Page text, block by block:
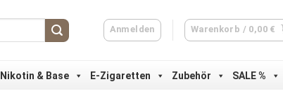
Anmelden Warenkorb / 0,00 €
Nikotin & Base E-Zigaretten Zubehör SALE %